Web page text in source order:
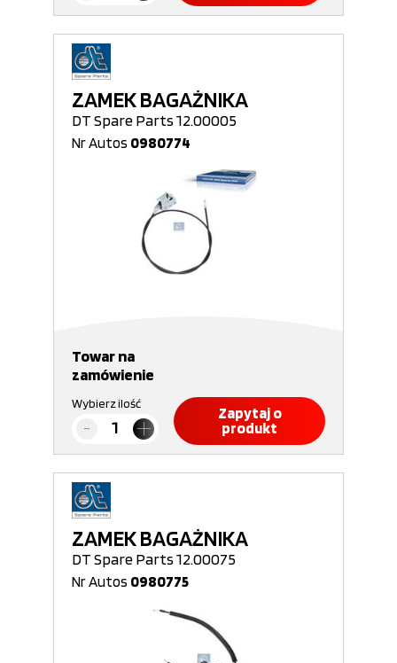
ZAMEK BAGAŻNIKA
DT Spare Parts 12.00005
Nr Autos 0980774
Towar na
zamówienie
Wybierz ilość
Zapytaj o
produkt
ZAMEK BAGAŻNIKA
DT Spare Parts 12.00075
Nr Autos 0980775